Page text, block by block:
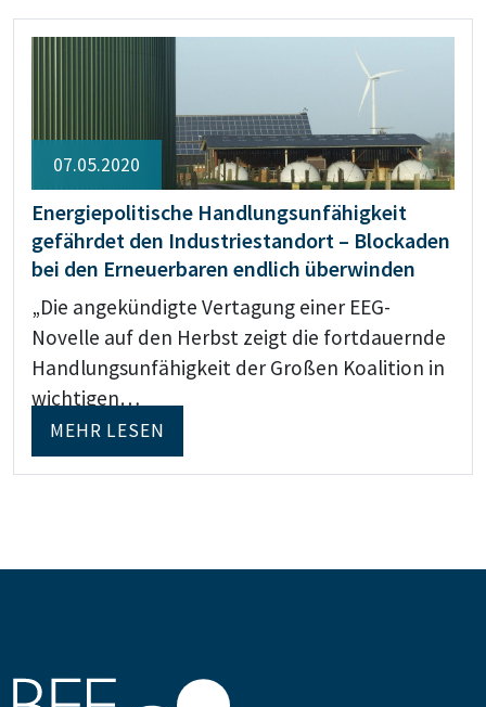
07.05.2020
Energiepolitische Handlungsunfähigkeit
gefährdet den Industriestandort – Blockaden
bei den Erneuerbaren endlich überwinden
„Die angekündigte Vertagung einer EEG-
Novelle auf den Herbst zeigt die fortdauernde
Handlungsunfähigkeit der Großen Koalition in
wichtigen…
MEHR LESEN